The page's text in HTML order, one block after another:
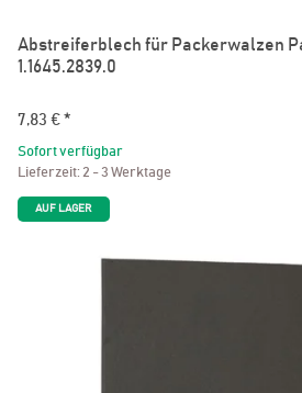
Abstreiferblech für Packerwalzen
1.1645.2839.0
7,83 € *
Sofort verfügbar
Lieferzeit: 2 - 3 Werktage
AUF LAGER